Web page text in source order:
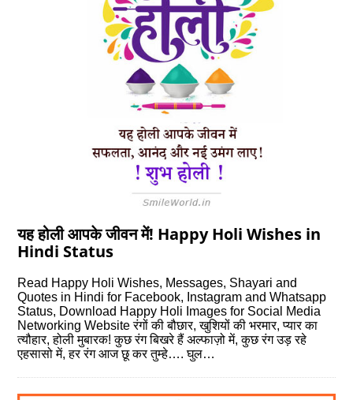
यह होली आपके जीवन में! Happy Holi Wishes in
Hindi Status
Read Happy Holi Wishes, Messages, Shayari and
Quotes in Hindi for Facebook, Instagram and Whatsapp
Status, Download Happy Holi Images for Social Media
Networking Website रंगों की बौछार, खुशियों की भरमार, प्यार का
त्यौहार, होली मुबारक! कुछ रंग बिखरे हैं अल्फाज़ो में, कुछ रंग उड़ रहे
एहसासो में, हर रंग आज छू कर तुम्हे…. घुल…